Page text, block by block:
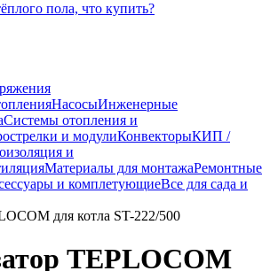
пола, что купить?
НасосыИнженерные
Системы отопления и
и модулиКонвекторыКИП /
и
Материалы для монтажаРемонтные
и комплетующиеВсе для сада и
для котла ST-222/500
TEPLOCOM